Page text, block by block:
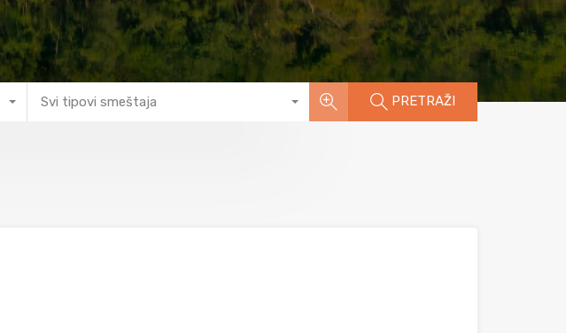
Svi tipovi smeštaja PRETRAŽI